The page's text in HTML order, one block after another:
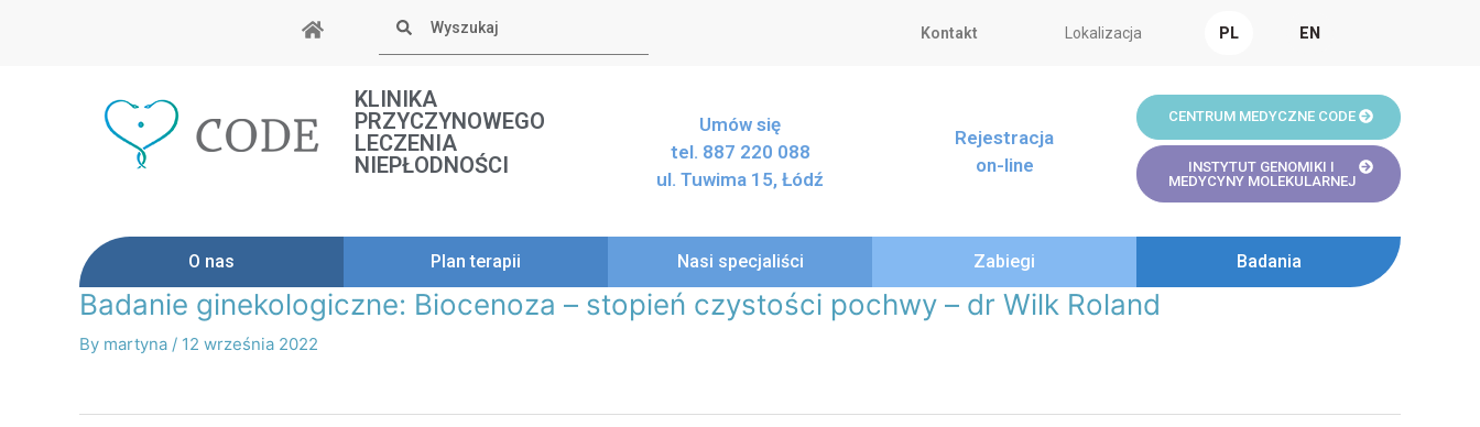
Kontakt Lokalizacja PL EN
KLINIKA
PRZYCZYNOWEGO
LECZENIA
NIEPŁODNOŚCI
Umów się
tel. 887 220 088
ul. Tuwima 15, Łódź
Rejestracja
on-line
CENTRUM MEDYCZNE CODE
INSTYTUT GENOMIKI I
MEDYCYNY MOLEKULARNEJ
O nas Plan terapii Nasi specjaliści Zabiegi Badania
Badanie ginekologiczne: Biocenoza – stopień czystości pochwy – dr Wilk Roland
By martyna / 12 września 2022
Post